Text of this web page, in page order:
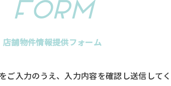
F ORM
店舗物件情報提供フォーム
ご入力のうえ、入力内容を確認し送信してく